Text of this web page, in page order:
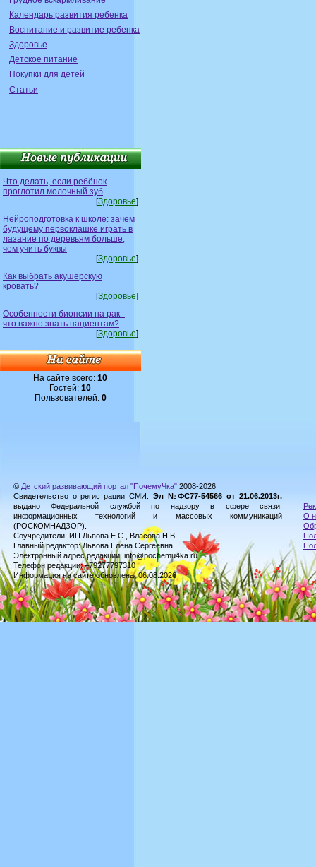
Календарь развития ребенка
Воспитание и развитие ребенка
Здоровье
Детское питание
Покупки для детей
Статьи
Что делать, если ребёнок
проглотил молочный зуб
[Здоровье]
Нейроподготовка к школе: зачем
будущему первоклашке играть в
лазание по деревьям больше,
чем учить буквы
[Здоровье]
Как выбрать акушерскую
кровать?
[Здоровье]
Особенности биопсии на рак -
что важно знать пациентам?
[Здоровье]
На сайте всего:10
Гостей:10
Пользователей: 0
© Детский развивающий портал "ПочемуЧка" 2008-2026
Свидетельство о регистрации СМИ: Эл №ФС77-54566 от 21.06.2013г.
выдано Федеральной службой по надзору в сфере связи,
информационных технологий и массовых коммуникаций
(РОСКОМНАДЗОР).
Соучредители: ИП Львова Е.С., Власова Н.В.
Главный редактор: Львова Елена Сергеевна
Электронный адрес редакции: info@pochemu4ka.ru
Телефон редакции: +79277797310
Информация на сайте обновлена: 06.08.2026
О